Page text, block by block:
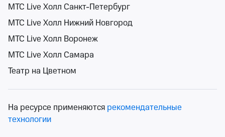
Концерты
Афиша Архангельской области на 27
апреля
0 событий
МТС Live Холл Санкт-Петербург
МТС Live Холл Нижний Новгород
МТС Live Холл Воронеж
МТС Live Холл Самара
Театр на Цветном
На ресурсе применяются рекомендательные
технологии